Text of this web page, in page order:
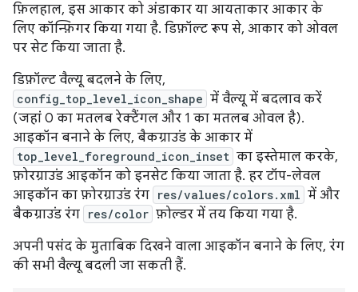
फ़िलहाल, इस आकार को अंडाकार या आयताकार आकार के
लिए कॉन्फ़िगर किया गया है. डिफ़ॉल्ट रूप से, आकार को ओवल
पर सेट किया जाता है.
डिफ़ॉल्ट वैल्यू बदलने के लिए,
config_top_level_icon_shape में वैल्यू में बदलाव करें
(जहां 0 का मतलब रेक्टैंगल और 1 का मतलब ओवल है).
आइकॉन बनाने के लिए, बैकग्राउंड के आकार में
top_level_foreground_icon_inset का इस्तेमाल करके,
फ़ोरग्राउंड आइकॉन को इनसेट किया जाता है. हर टॉप-लेवल
आइकॉन का फ़ोरग्राउंड रंग res/values/colors.xml में और
बैकग्राउंड रंग res/color फ़ोल्डर में तय किया गया है.
अपनी पसंद के मुताबिक दिखने वाला आइकॉन बनाने के लिए, रंग
की सभी वैल्यू बदली जा सकती हैं.